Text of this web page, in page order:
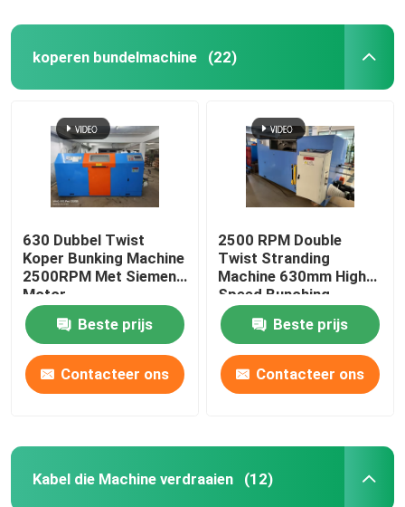
koperen bundelmachine (22)
630 Dubbel Twist
Koper Bunking Machine
2500RPM Met Siemens
Motor
Beste prijs
Contacteer ons
2500 RPM Double
Twist Stranding
Machine 630mm High
Speed Bunching
Machine
Beste prijs
Contacteer ons
Kabel die Machine verdraaien (12)